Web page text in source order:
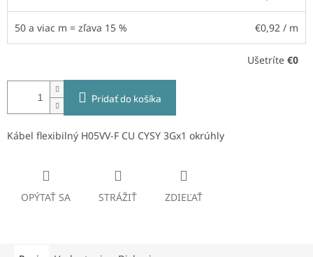
50 a viac m = zľava 15 % €0,92 / m
Ušetríte €0
Pridať do košíka
Kábel flexibilný H05VV-F CU CYSY 3Gx1 okrúhly
OPÝTAŤ SA STRÁŽIŤ ZDIEĽAŤ